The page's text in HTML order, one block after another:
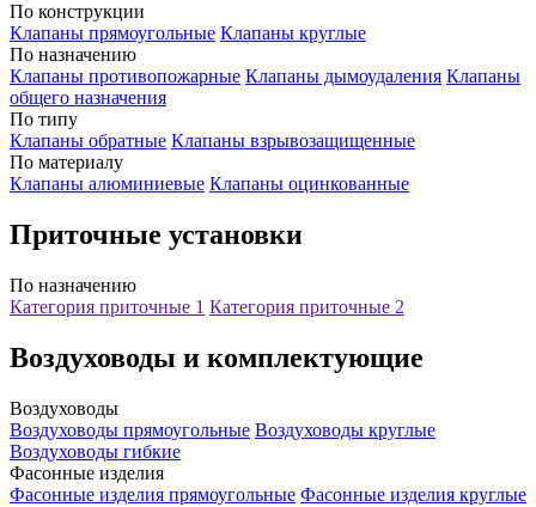
По конструкции
Клапаны прямоугольные Клапаны круглые
По назначению
Клапаны противопожарные Клапаны дымоудаления Клапаны
общего назначения
По типу
Клапаны обратные Клапаны взрывозащищенные
По материалу
Клапаны алюминиевые Клапаны оцинкованные
Приточные установки
По назначению
Категория приточные 1 Категория приточные 2
Воздуховоды и комплектующие
Воздуховоды
Воздуховоды прямоугольные Воздуховоды круглые
Воздуховоды гибкие
Фасонные изделия
Фасонные изделия прямоугольные Фасонные изделия круглые